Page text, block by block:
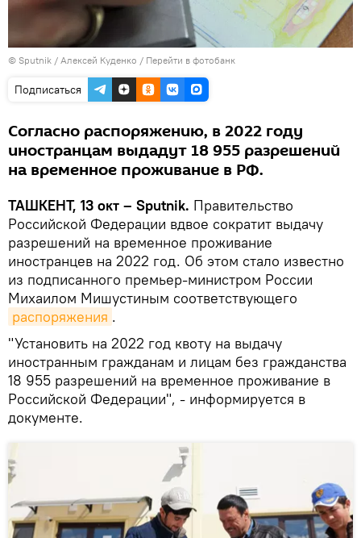
© Sputnik / Алексей Куденко / Перейти в фотобанк
Подписаться
Согласно распоряжению, в 2022 году
иностранцам выдадут 18 955 разрешений
на временное проживание в РФ.
ТАШКЕНТ, 13 окт – Sputnik. Правительство
Российской Федерации вдвое сократит выдачу
разрешений на временное проживание
иностранцев на 2022 год. Об этом стало известно
из подписанного премьер-министром России
Михаилом Мишустиным соответствующего
распоряжения .
"Установить на 2022 год квоту на выдачу
иностранным гражданам и лицам без гражданства
18 955 разрешений на временное проживание в
Российской Федерации", - информируется в
документе.